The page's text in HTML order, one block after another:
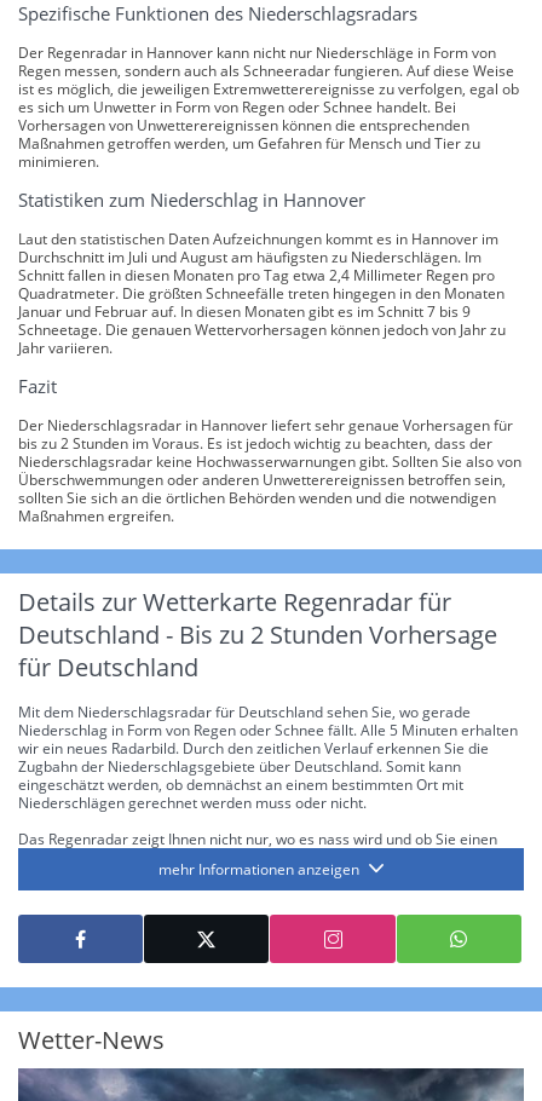
Spezifische Funktionen des Niederschlagsradars
Der Regenradar in Hannover kann nicht nur Niederschläge in Form von
Regen messen, sondern auch als Schneeradar fungieren. Auf diese Weise
ist es möglich, die jeweiligen Extremwetterereignisse zu verfolgen, egal ob
es sich um Unwetter in Form von Regen oder Schnee handelt. Bei
Vorhersagen von Unwetterereignissen können die entsprechenden
Maßnahmen getroffen werden, um Gefahren für Mensch und Tier zu
minimieren.
Statistiken zum Niederschlag in Hannover
Laut den statistischen Daten Aufzeichnungen kommt es in Hannover im
Durchschnitt im Juli und August am häufigsten zu Niederschlägen. Im
Schnitt fallen in diesen Monaten pro Tag etwa 2,4 Millimeter Regen pro
Quadratmeter. Die größten Schneefälle treten hingegen in den Monaten
Januar und Februar auf. In diesen Monaten gibt es im Schnitt 7 bis 9
Schneetage. Die genauen Wettervorhersagen können jedoch von Jahr zu
Jahr variieren.
Fazit
Der Niederschlagsradar in Hannover liefert sehr genaue Vorhersagen für
bis zu 2 Stunden im Voraus. Es ist jedoch wichtig zu beachten, dass der
Niederschlagsradar keine Hochwasserwarnungen gibt. Sollten Sie also von
Überschwemmungen oder anderen Unwetterereignissen betroffen sein,
sollten Sie sich an die örtlichen Behörden wenden und die notwendigen
Maßnahmen ergreifen.
Details zur Wetterkarte Regenradar für
Deutschland - Bis zu 2 Stunden Vorhersage
für Deutschland
Mit dem Niederschlagsradar für Deutschland sehen Sie, wo gerade
Niederschlag in Form von Regen oder Schnee fällt. Alle 5 Minuten erhalten
wir ein neues Radarbild. Durch den zeitlichen Verlauf erkennen Sie die
Zugbahn der Niederschlagsgebiete über Deutschland. Somit kann
eingeschätzt werden, ob demnächst an einem bestimmten Ort mit
Niederschlägen gerechnet werden muss oder nicht.
Das Regenradar zeigt Ihnen nicht nur, wo es nass wird und ob Sie einen
die Niederschlagsintensität. Diese bezieht sich laut offiziellen Richtlinien
jeweils auf die Niederschlagsmenge in l/m² pro Stunde Regen- bzw.
Schneefall. Die 6 Stufen sind wie folgt gegliedert: Die hellen Blautöne
symbolisieren leichte bis mäßige Regen- bzw. Schneefälle mit einer
Intensität bis 8.1 l/m² pro Stunde. Dunkelblau repräsentiert mäßige bis
starke Niederschläge bis 35 l/m² pro Stunde. Hier können bereits Gewitter
auftreten. Extreme bzw. unwetterartige Niederschlagsereignisse mit
über 150 l/m² pro Stunde an. Solche
Neben der Niederschlagsintensität kann auch die Zuggeschwindigkeit der
mehr Informationen anzeigen
Wetter-News